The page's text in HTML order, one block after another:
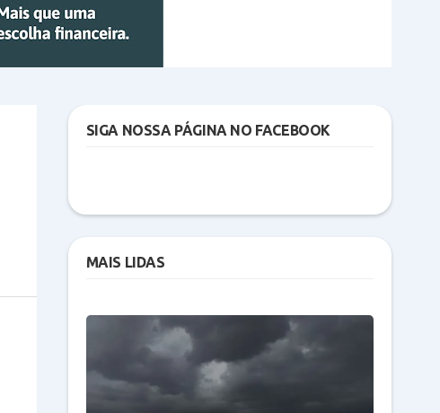
SIGA NOSSA PÁGINA NO FACEBOOK
MAIS LIDAS